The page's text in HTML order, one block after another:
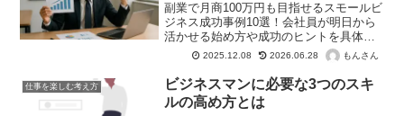
副業で月商100万円も目指せるスモールビ
ジネス成功事例10選！会社員が明日から
活かせる始め方や成功のヒントを具体的
に解説。あなたの「好き」を仕事にする
2025.12.08 2026.06.28 もんさん
仕事を楽しむ考え方
ビジネスマンに必要な3つのスキ
ルの高め方とは